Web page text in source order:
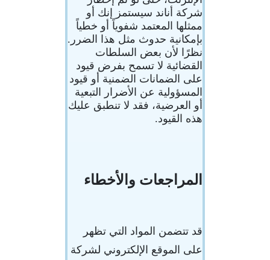
شركة أناند سيستمز إنك أو
ممثلها المعتمد شفوياً أو خطياً
بإمكانية حدوث مثل هذا الضرر.
نظرًا لأن بعض السلطات
القضائية لا تسمح بفرض قيود
على الضمانات الضمنية أو قيود
المسؤولية عن الأضرار التبعية
أو العرضية، فقد لا تنطبق عليك
هذه القيود.
المراجعات والأخطاء
قد تتضمن المواد التي تظهر
على الموقع الإلكتروني لشركة